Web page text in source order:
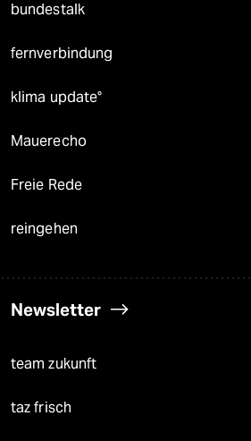
bundestalk
fernverbindung
klima update°
Mauerecho
Freie Rede
reingehen
Newsletter
team zukunft
taz frisch